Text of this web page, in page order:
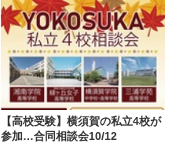
【高校受験】横須賀の私立4校が
参加…合同相談会10/12